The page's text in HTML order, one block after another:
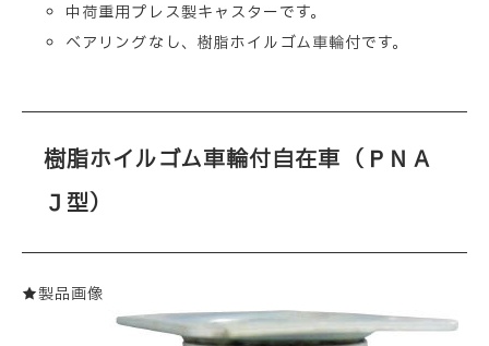
中荷重用プレス製キャスターです。
ベアリングなし、樹脂ホイルゴム車輪付です。
樹脂ホイルゴム車輪付自在車（ＰＮＡ
Ｊ型）
★製品画像